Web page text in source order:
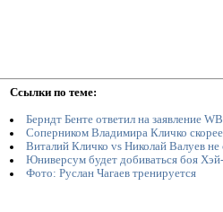
Ссылки по теме:
Берндт Бенте ответил на заявление
Соперником Владимира Кличко скорее
Виталий Кличко vs Николай Валуев не
Юниверсум будет добиваться боя
Фото: Руслан Чагаев тренируется